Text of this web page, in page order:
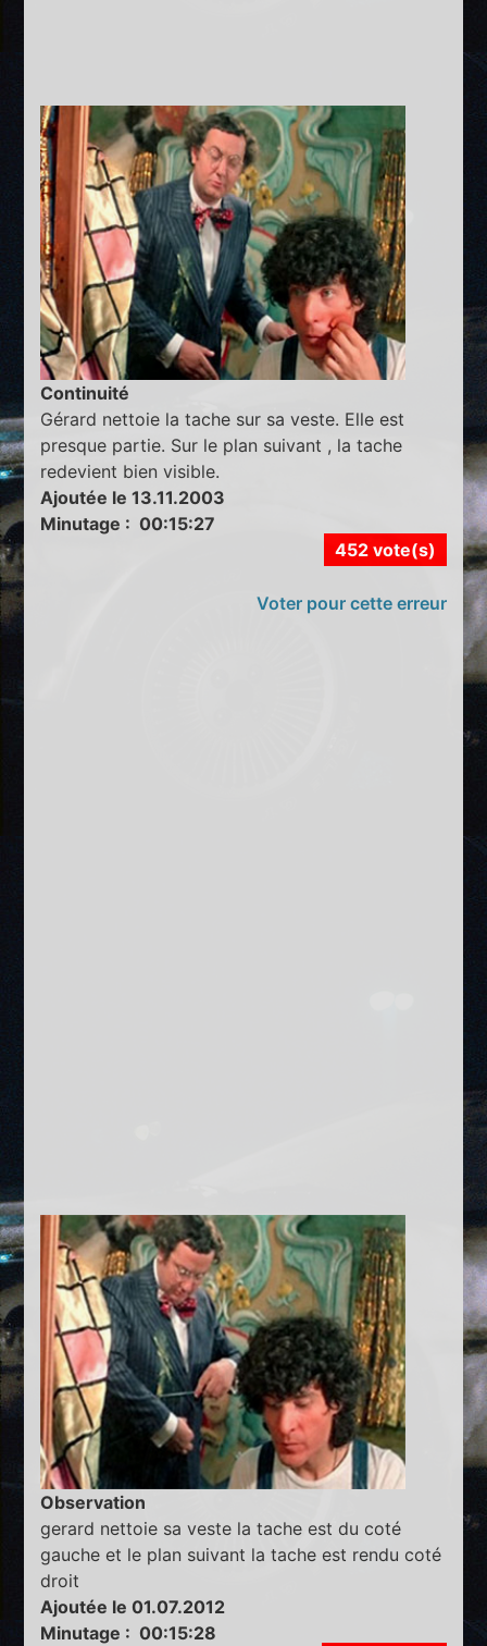
Continuité
Gérard nettoie la tache sur sa veste. Elle est
presque partie. Sur le plan suivant , la tache
redevient bien visible.
Ajoutée le 13.11.2003
Minutage : 00:15:27
452 vote(s)
Voter pour cette erreur
Observation
gerard nettoie sa veste la tache est du coté
gauche et le plan suivant la tache est rendu coté
droit
Ajoutée le 01.07.2012
Minutage : 00:15:28